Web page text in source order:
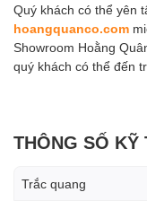
Quý khách có thể yên
hoangquanco.com
Showroom Hoằng
quý khách có thể đến
THÔNG SỐ KỸ
Trắc quang